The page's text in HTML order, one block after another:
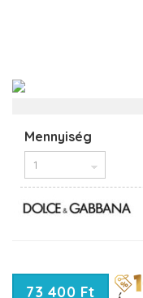
Mennyiség
73 400 Ft